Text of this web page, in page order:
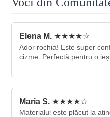
Elena M. ★★★★☆
Ador rochia! Este super
cizme. Perfectă pentru o
Maria S. ★★★★☆
Materialul este plăcut la